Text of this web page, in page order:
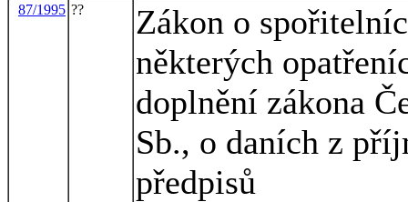
87/1995 ??
Zákon o
některých
doplnění zákona
Sb., o daních z
předpisů